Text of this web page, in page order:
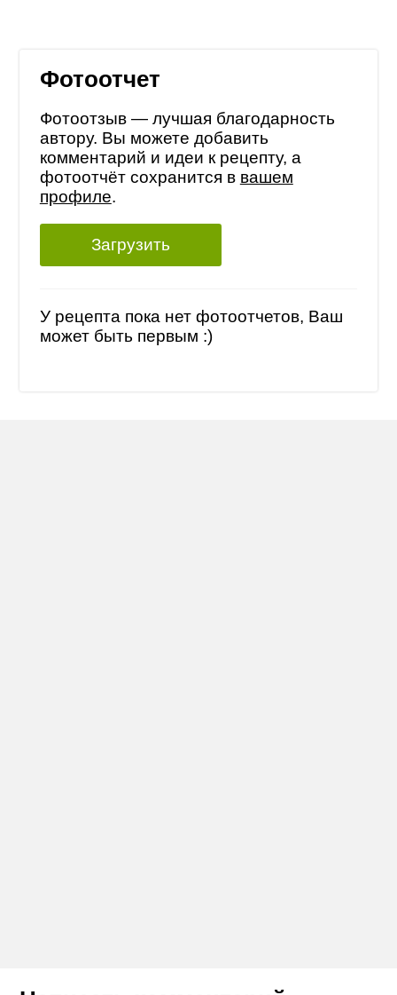
Фотоотчет
Фотоотзыв — лучшая благодарность
автору. Вы можете добавить
комментарий и идеи к рецепту, а
фотоотчёт сохранится в вашем
профиле.
Загрузить
У рецепта пока нет фотоотчетов, Ваш
может быть первым :)